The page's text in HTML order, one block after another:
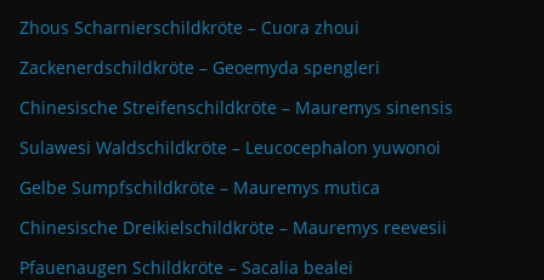
Zhous Scharnierschildkröte – Cuora zhoui
Zackenerdschildkröte – Geoemyda spengleri
Chinesische Streifenschildkröte – Mauremys sinensis
Sulawesi Waldschildkröte – Leucocephalon yuwonoi
Gelbe Sumpfschildkröte – Mauremys mutica
Chinesische Dreikielschildkröte – Mauremys reevesii
Pfauenaugen Schildkröte – Sacalia bealei